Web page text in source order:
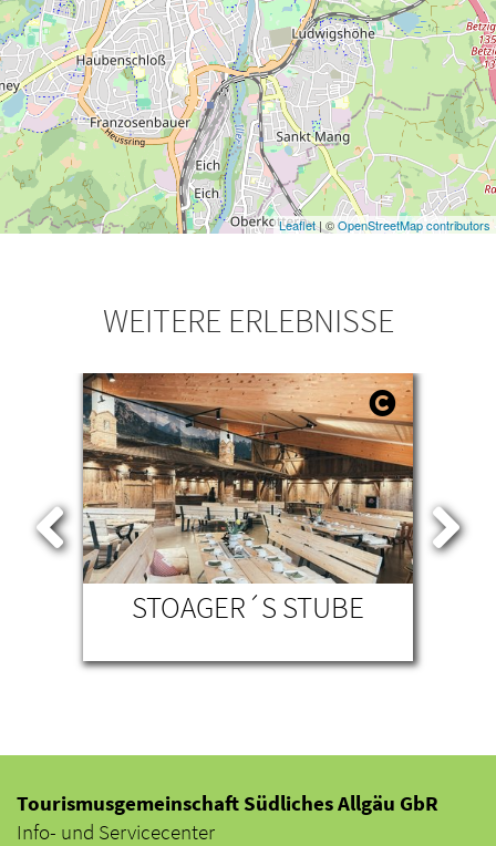
Leaflet| ©OpenStreetMap contributors
WEITERE ERLEBNISSE
STOAGER´S STUBE
Tourismusgemeinschaft Südliches Allgäu GbR
Info- und Servicecenter